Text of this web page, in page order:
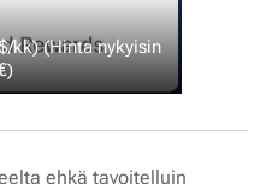
kk) (Hinta nykyisin
ehkä tavoitelluin